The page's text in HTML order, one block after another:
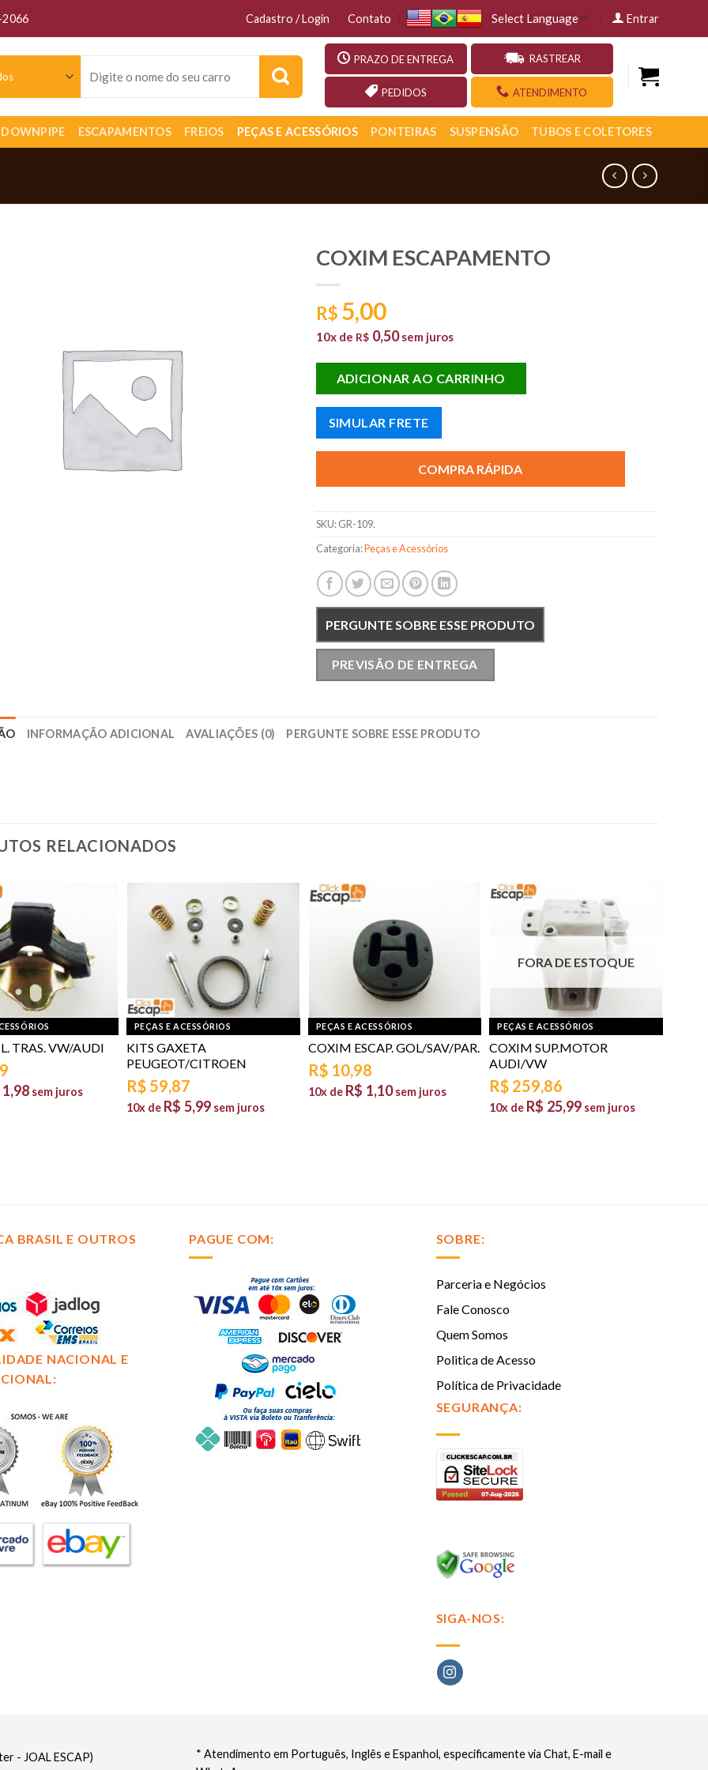
2066 Cadastro / Login Contato Entrar
por:
PRAZO DE ENTREGA
PEDIDOS
RASTREAR
ATENDIMENTO
DOWNPIPE ESCAPAMENTOS FREIOS PEÇAS E ACESSÓRIOS PONTEIRAS SUSPENSÃO TUBOS E COLETORES
COXIM ESCAPAMENTO
R$ 5,00
10x de R$ 0,50 sem juros
ADICIONAR AO CARRINHO
SIMULAR FRETE
COMPRA RÁPIDA
SKU:GR-109.
Categoria:Peças e Acessórios
PERGUNTE SOBRE ESSE PRODUTO
PREVISÃO DE ENTREGA
INFORMAÇÃO ADICIONAL AVALIAÇÕES (0) PERGUNTE SOBRE ESSE PRODUTO
RELACIONADOS
TRAS. VW/AUDI
1,98 sem juros
PEÇAS E ACESSÓRIOS
KITS GAXETA
PEUGEOT/CITROEN
R$ 59,87
10x de R$ 5,99 sem juros
PEÇAS E ACESSÓRIOS
COXIM ESCAP. GOL/SAV/PAR.
R$ 10,98
10x de R$ 1,10 sem juros
FORA DE ESTOQUE
PEÇAS E ACESSÓRIOS
COXIM SUP.MOTOR
AUDI/VW
R$ 259,86
10x de R$ 25,99 sem juros
BRASIL E OUTROS
NACIONAL E
PAGUE COM: SOBRE:
Parceria e Negócios
Fale Conosco
Quem Somos
Politica de Acesso
Política de Privacidade
SEGURANÇA:
SIGA-NOS:
* Atendimento em Português, Inglês e Espanhol, especificamente via Chat, E-mail e
- JOAL ESCAP)